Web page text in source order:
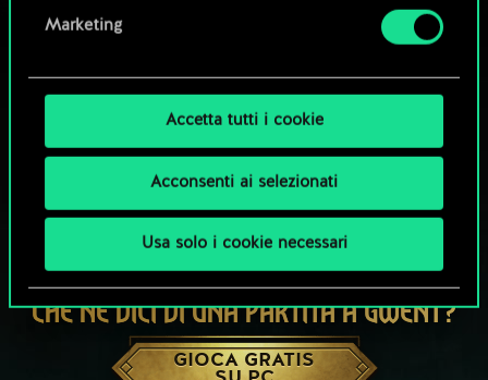
Marketing
Accetta tutti i cookie
Acconsenti ai selezionati
Usa solo i cookie necessari
CHE NE DICI DI UNA PARTITA A GWENT?
GIOCA GRATIS